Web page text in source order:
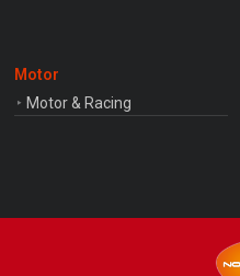
Motor
Motor & Racing